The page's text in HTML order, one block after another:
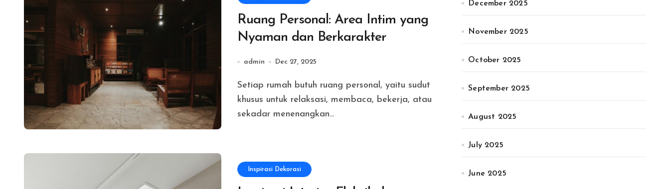
Ruang Personal: Area Intim yang
Nyaman dan Berkarakter
admin Dec 27, 2025
Setiap rumah butuh ruang personal, yaitu sudut
khusus untuk relaksasi, membaca, bekerja, atau
sekadar menenangkan...
Inspirasi Dekorasi
December 2025
November 2025
October 2025
September 2025
August 2025
July 2025
June 2025